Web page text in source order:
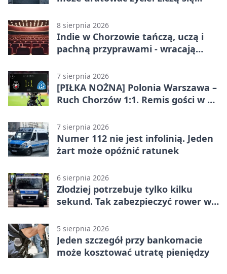
8 sierpnia 2026
Indie w Chorzowie tańczą, uczą i
pachną przyprawami - wracają
7 sierpnia 2026
[PIŁKA NOŻNA] Polonia Warszawa –
Ruch Chorzów 1:1. Remis gości w 3.
7 sierpnia 2026
Numer 112 nie jest infolinią. Jeden
żart może opóźnić ratunek
6 sierpnia 2026
Złodziej potrzebuje tylko kilku
sekund. Tak zabezpieczyć rower w
5 sierpnia 2026
Jeden szczegół przy bankomacie
może kosztować utratę pieniędzy